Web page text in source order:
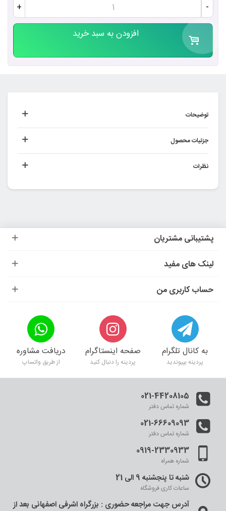
-
+
افزودن به سبد خرید
توضیحات
جزئیات محصول
نظرات
پشتیبانی مشتریان
لینک های مفید
حساب کاربری من
به کانال تلگرام
پردینه بپیوندید
صفحه اینستاگرام
پردینه را دنبال کنید
دریافت مشاوره
از طریق واتساپ
021-44208105
شماره تماس دفتر
021-66609093
شماره تماس دفتر
0919-2330933
شماره همراه
شنبه تا پنجشنبه 9 الی 21
ساعات کاری فروشگاه
آدرس جهت مراجعه حضوری : بزرگراه اشرفی اصفهانی بعد از